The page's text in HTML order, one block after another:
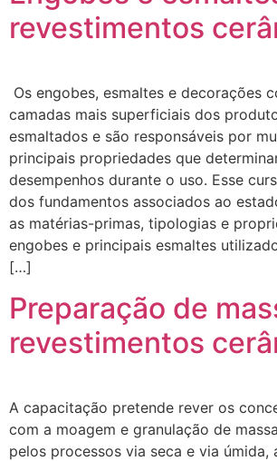
revestimentos
Os engobes, esmaltes e decorações
camadas mais superficiais dos
esmaltados e são responsáveis por
principais propriedades que
desempenhos durante o uso. Esse
dos fundamentos associados ao
as matérias-primas, tipologias e
engobes e principais esmaltes
[…]
Preparação de
revestimentos
A capacitação pretende rever os
com a moagem e granulação de
pelos processos via seca e via úmida,